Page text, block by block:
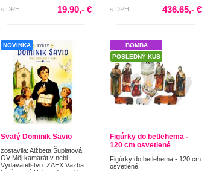
s DPH 19.90,- € s DPH 436.65,- €
NOVINKA
Svätý Dominik Savio
zostavila: Alžbeta Šuplatová
OV Môj kamarát v nebi
Vydavateľstvo: ZAEX Väzba:
BOMBA
POSLEDNÝ KUS
Figúrky do betlehema -
120 cm osvetlené
Figúrky do betlehema - 120 cm
osvetlené